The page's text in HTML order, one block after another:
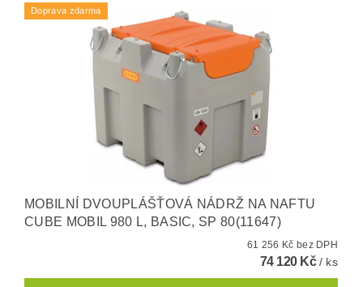
Doprava zdarma
MOBILNÍ DVOUPLÁŠŤOVÁ NÁDRŽ NA NAFTU
CUBE MOBIL 980 L, BASIC, SP 80(11647)
61 256 Kč bez DPH
74 120 Kč/ ks